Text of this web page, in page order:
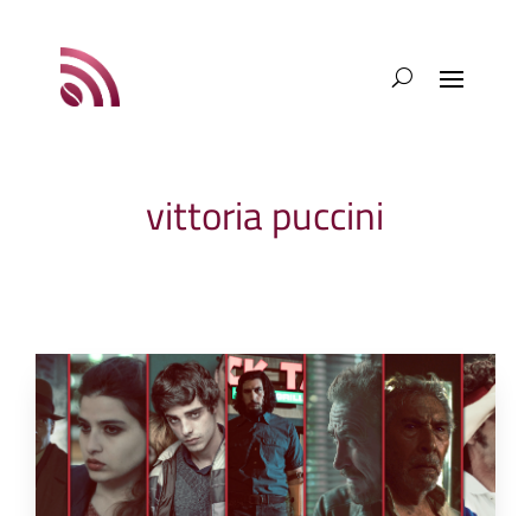
vittoria puccini